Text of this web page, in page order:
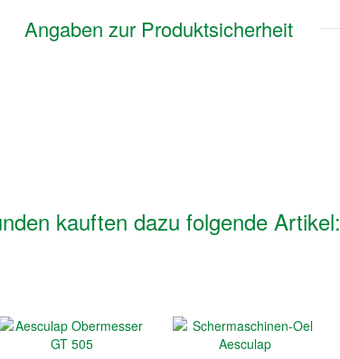
Angaben zur Produktsicherheit
kauften dazu folgende Artikel: